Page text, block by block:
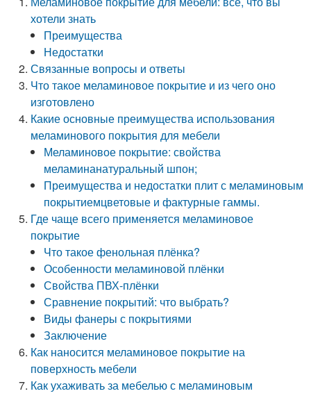
хотели знать
Преимущества
Недостатки
Связанные вопросы и ответы
Что такое меламиновое покрытие и из чего оно
изготовлено
Какие основные преимущества использования
меламинового покрытия для мебели
Меламиновое покрытие: свойства
меламинанатуральный шпон;
Преимущества и недостатки плит с меламиновым
покрытиемцветовые и фактурные гаммы.
Где чаще всего применяется меламиновое
покрытие
Что такое фенольная плёнка?
Особенности меламиновой плёнки
Свойства ПВХ-плёнки
Сравнение покрытий: что выбрать?
Виды фанеры с покрытиями
Заключение
Как наносится меламиновое покрытие на
поверхность мебели
Как ухаживать за мебелью с меламиновым